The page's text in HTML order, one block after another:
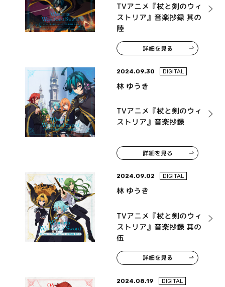
TVアニメ『杖と剣のウィ
ストリア』音楽抄録 其の
陸
詳細を見る
2024.09.30 DIGITAL
林 ゆうき
TVアニメ『杖と剣のウィ
ストリア』音楽抄録
詳細を見る
2024.09.02 DIGITAL
林 ゆうき
TVアニメ『杖と剣のウィ
ストリア』音楽抄録 其の
伍
詳細を見る
2024.08.19 DIGITAL